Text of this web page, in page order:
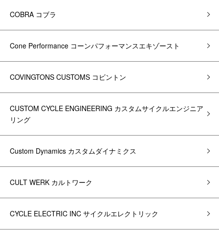
COBRA コブラ
Cone Performance コーンパフォーマンスエキゾースト
COVINGTONS CUSTOMS コビントン
CUSTOM CYCLE ENGINEERING カスタムサイクルエンジニア
リング
Custom Dynamics カスタムダイナミクス
CULT WERK カルトワーク
CYCLE ELECTRIC INC サイクルエレクトリック